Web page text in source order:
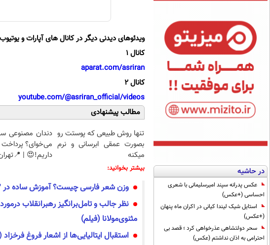
در حاشیه
عکس پدرانه سپند امیرسلیمانی با شعری
احساسی (+عکس)
استایل شیک لیندا کیانی در اکران ماه پنهان
(+عکس)
سحر دولتشاهی عذرخواهی کرد ؛ قصد بی
احترامی به اذان نداشتم (عکس)
ویدئوهای دیدنی دیگر در کانال های آپارات و
کانال 1
aparat.com/asriran
کانال 2
youtube.com/@asriran_official/videos
مطالب پیشنهادی
تنها روش طبیعی که پوستت رو
بصورت عمقی ابرسانی و نرم
میکنه
دندان مصنوعی
می‌خوای؟
داریم!😍 |
بیشتر بخوانید:
وزن شعر فارسی چیست؟ آموزش ساده در ۲ دقیقه
نظر جالب و تامل‌برانگیز رهبر‌انقلاب درمورد
مثنوی‌مولانا (فیلم)
استقبال ایتالیایی‌ها از اشعار فروغ